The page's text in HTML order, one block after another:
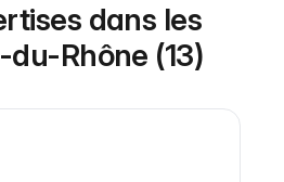
dans les
Rhône (13)